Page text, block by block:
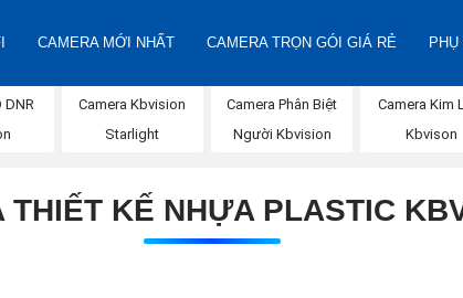
CAMERA MỚI NHẤT CAMERA TRỌN GÓI GIÁ RẺ
DNR
Camera Kbvision
Starlight
Camera Phân Biệt
Người Kbvision
Camera Kim
Kbvison
THIẾT KẾ NHỰA PLASTIC